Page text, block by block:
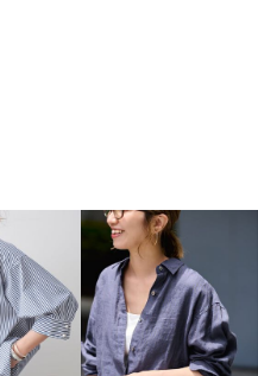
弱く、色あせ（変色）しや
光は避けてください。
いる品質表示でご確認くだ
の取り扱いになります。
店舗へお願い致しま
が違って見える場合があり
の環境により、若干製品と画
す。